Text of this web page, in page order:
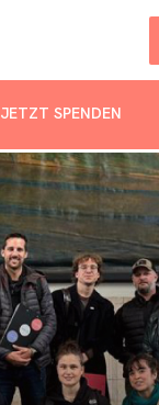
JETZT SPENDEN